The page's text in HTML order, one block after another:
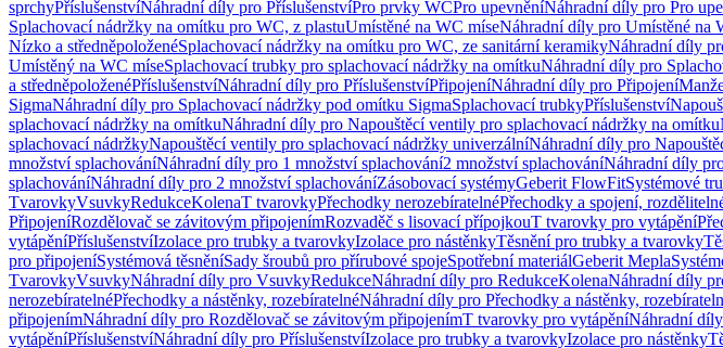
sprchyPříslušenstvíNáhradní díly pro PříslušenstvíPro prvky WCPro upevněníNáhradní díly pro Pro
Splachovací nádržky na omítku pro WC, z plastuUmístěné na WC míseNáhradní díly pro Umístěné na
Nízko a středněpoloženéSplachovací nádržky na omítku pro WC, ze sanitární keramikyNáhradní díly
Umístěný na WC míseSplachovací trubky pro splachovací nádržky na omítkuNáhradní díly pro
a středněpoloženéPříslušenstvíNáhradní díly pro PříslušenstvíPřipojeníNáhradní díly pro Připojení
SigmaNáhradní díly pro Splachovací nádržky pod omítku SigmaSplachovací trubkyPříslušenství
splachovací nádržky na omítkuNáhradní díly pro Napouštěcí ventily pro splachovací nádržky na omítku
splachovací nádržkyNapouštěcí ventily pro splachovací nádržky univerzálníNáhradní díly pro
množství splachováníNáhradní díly pro 1 množství splachování2 množství splachováníNáhradní díly
splachováníNáhradní díly pro 2 množství splachováníZásobovací systémyGeberit FlowFitSystémové
TvarovkyVsuvkyRedukceKolenaT tvarovkyPřechodky nerozebíratelnéPřechodky a spojení,
PřipojeníRozdělovač se závitovým připojenímRozvaděč s lisovací přípojkouT tvarovky pro vytápění
vytápěníPříslušenstvíIzolace pro trubky a tvarovkyIzolace pro nástěnkyTěsnění pro trubky a tvarovky
pro připojeníSystémová těsněníSady šroubů pro přírubové spojeSpotřební materiálGeberit Mepla
TvarovkyVsuvkyNáhradní díly pro VsuvkyRedukceNáhradní díly pro RedukceKolenaNáhradní díly
nerozebíratelnéPřechodky a nástěnky, rozebíratelnéNáhradní díly pro Přechodky a nástěnky,
připojenímNáhradní díly pro Rozdělovač se závitovým připojenímT tvarovky pro vytápěníNáhradní
vytápěníPříslušenstvíNáhradní díly pro PříslušenstvíIzolace pro trubky a tvarovkyIzolace pro nástěnky